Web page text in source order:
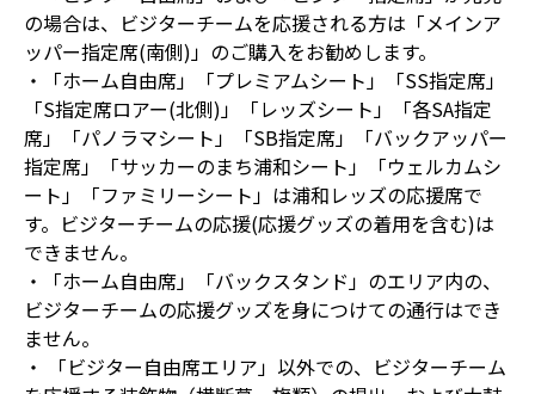
の場合は、ビジターチームを応援される方は「メインア
ッパー指定席(南側)」のご購入をお勧めします。
・「ホーム自由席」「プレミアムシート」「SS指定席」
「S指定席ロアー(北側)」「レッズシート」「各SA指定
席」「パノラマシート」「SB指定席」「バックアッパー
指定席」「サッカーのまち浦和シート」「ウェルカムシ
ート」「ファミリーシート」は浦和レッズの応援席で
す。ビジターチームの応援(応援グッズの着用を含む)は
できません。
・「ホーム自由席」「バックスタンド」のエリア内の、
ビジターチームの応援グッズを身につけての通行はでき
ません。
・ 「ビジター自由席エリア」以外での、ビジターチーム